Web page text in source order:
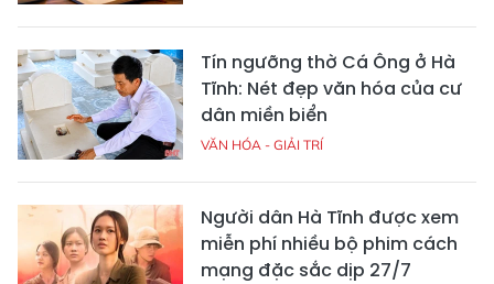
Tín ngưỡng thờ Cá Ông ở Hà
Tĩnh: Nét đẹp văn hóa của cư
dân miền biển
VĂN HÓA - GIẢI TRÍ
Người dân Hà Tĩnh được xem
miễn phí nhiều bộ phim cách
mạng đặc sắc dịp 27/7